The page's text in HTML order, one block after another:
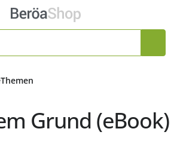
Grund (eBook)